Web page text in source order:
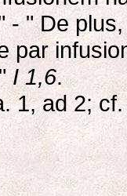
- " De
par
I 1,6.
1, ad 2;